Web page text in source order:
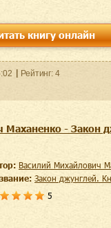
книгу онлайн
Рейтинг: 4
Маханенко - Закон
Василий Михайлович
Закон джунглей.
5